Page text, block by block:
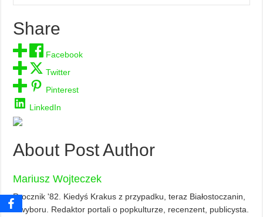
Share
Facebook
Twitter
Pinterest
LinkedIn
About Post Author
Mariusz Wojteczek
Rrocznik '82. Kiedyś Krakus z przypadku, teraz Białostoczanin,
z wyboru. Redaktor portali o popkulturze, recenzent, publicysta.